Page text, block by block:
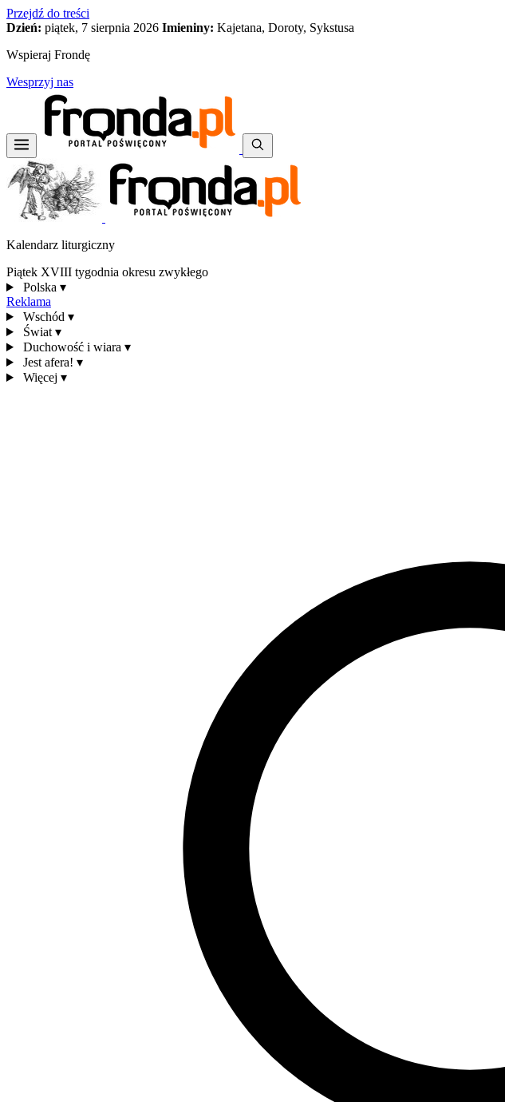
Przejdź do treści
Dzień: piątek, 7 sierpnia 2026 Imieniny: Kajetana, Doroty, Sykstusa
Wspieraj Frondę
Wesprzyj nas
Kalendarz liturgiczny
Piątek XVIII tygodnia okresu zwykłego
Polska ▾
Reklama
Wschód ▾
Świat ▾
Duchowość i wiara ▾
Jest afera! ▾
Więcej ▾